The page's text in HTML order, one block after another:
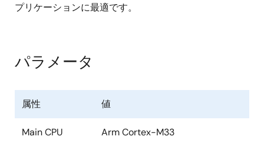
プリケーションに最適です。
パラメータ
属性 値
Main CPU Arm Cortex-M33